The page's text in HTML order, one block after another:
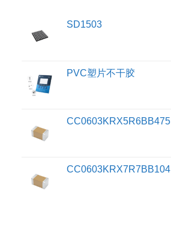
SD1503
PVC塑片不干胶
CC0603KRX5R6BB475
CC0603KRX7R7BB104